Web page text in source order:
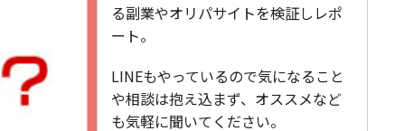
る副業やオリパサイトを検証しレポ
ート。
LINEもやっているので気になること
や相談は抱え込まず、オススメなど
も気軽に聞いてください。